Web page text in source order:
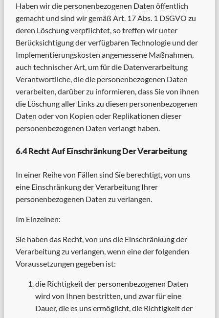
Haben wir die personenbezogenen Daten öffentlich
gemacht und sind wir gemäß Art. 17 Abs. 1 DSGVO zu
deren Löschung verpflichtet, so treffen wir unter
Berücksichtigung der verfügbaren Technologie und der
Implementierungskosten angemessene Maßnahmen,
auch technischer Art, um für die Datenverarbeitung
Verantwortliche, die die personenbezogenen Daten
verarbeiten, darüber zu informieren, dass Sie von ihnen
die Löschung aller Links zu diesen personenbezogenen
Daten oder von Kopien oder Replikationen dieser
personenbezogenen Daten verlangt haben.
6.4 Recht Auf Einschränkung Der Verarbeitung
In einer Reihe von Fällen sind Sie berechtigt, von uns
eine Einschränkung der Verarbeitung Ihrer
personenbezogenen Daten zu verlangen.
Im Einzelnen:
Sie haben das Recht, von uns die Einschränkung der
Verarbeitung zu verlangen, wenn eine der folgenden
Voraussetzungen gegeben ist:
die Richtigkeit der personenbezogenen Daten
wird von Ihnen bestritten, und zwar für eine
Dauer, die es uns ermöglicht, die Richtigkeit der